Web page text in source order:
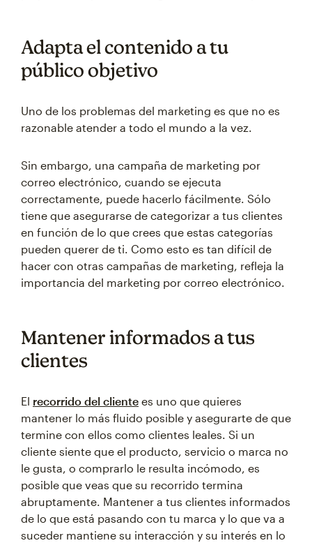
Adapta el contenido a tu
público objetivo
Uno de los problemas del marketing es que no es
razonable atender a todo el mundo a la vez.
Sin embargo, una campaña de marketing por
correo electrónico, cuando se ejecuta
correctamente, puede hacerlo fácilmente. Sólo
tiene que asegurarse de categorizar a tus clientes
en función de lo que crees que estas categorías
pueden querer de ti. Como esto es tan difícil de
hacer con otras campañas de marketing, refleja la
importancia del marketing por correo electrónico.
Mantener informados a tus
clientes
El recorrido del cliente es uno que quieres
mantener lo más fluido posible y asegurarte de que
termine con ellos como clientes leales. Si un
cliente siente que el producto, servicio o marca no
le gusta, o comprarlo le resulta incómodo, es
posible que veas que su recorrido termina
abruptamente. Mantener a tus clientes informados
de lo que está pasando con tu marca y lo que va a
suceder mantiene su interacción y su interés en lo